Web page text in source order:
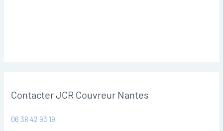
Contacter JCR Couvreur Nantes
06 38 42 93 19